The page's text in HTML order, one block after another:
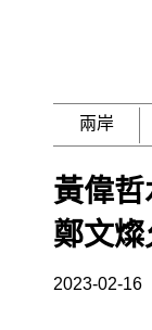
兩岸
黃偉
鄭文
2023-02-16